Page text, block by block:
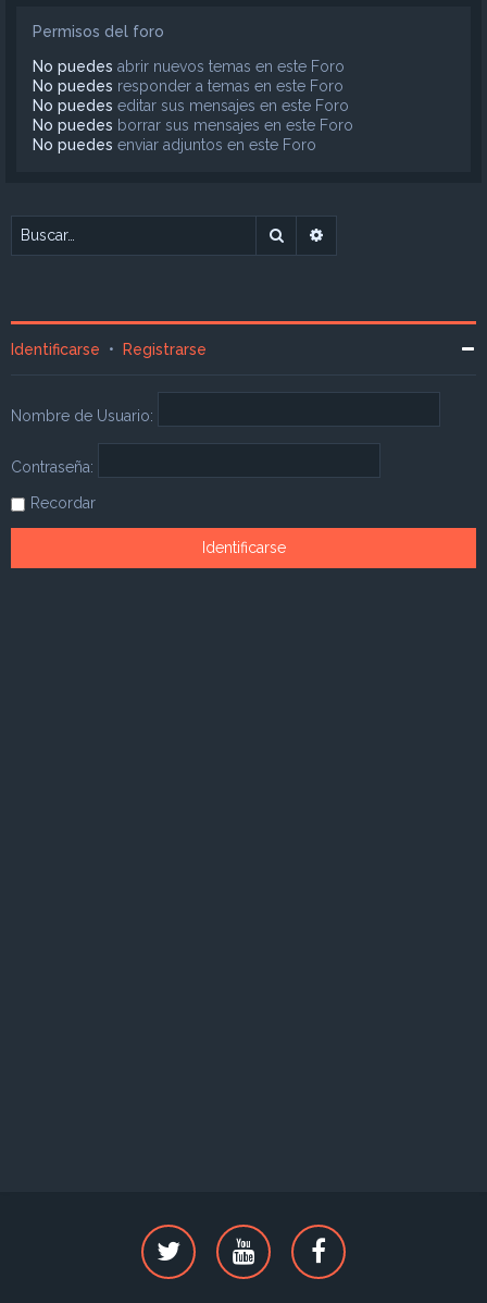
Permisos del foro
No puedes abrir nuevos temas en este Foro
No puedes responder a temas en este Foro
No puedes editar sus mensajes en este Foro
No puedes borrar sus mensajes en este Foro
No puedes enviar adjuntos en este Foro
Buscar
Identificarse • Registrarse
Nombre de Usuario:
Contraseña:
Recordar